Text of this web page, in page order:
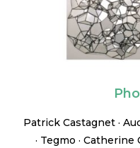
Patrick Castagnet ·
· Tegmo · Catherine